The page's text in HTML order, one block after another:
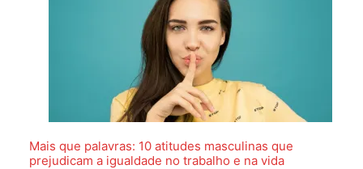
Mais que palavras: 10 atitudes masculinas que
prejudicam a igualdade no trabalho e na vida